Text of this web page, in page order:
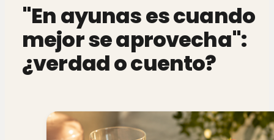
"En ayunas es cuando
mejor se aprovecha":
¿verdad o cuento?